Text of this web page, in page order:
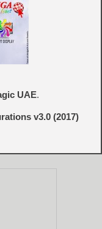
UAE.
v3.0 (2017)